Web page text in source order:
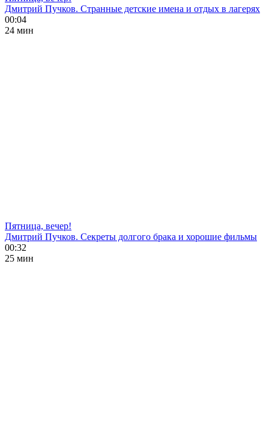
Дмитрий Пучков. Странные детские имена и отдых в лагерях
00:04
24 мин
Пятница, вечер!
Дмитрий Пучков. Секреты долгого брака и хорошие фильмы
00:32
25 мин